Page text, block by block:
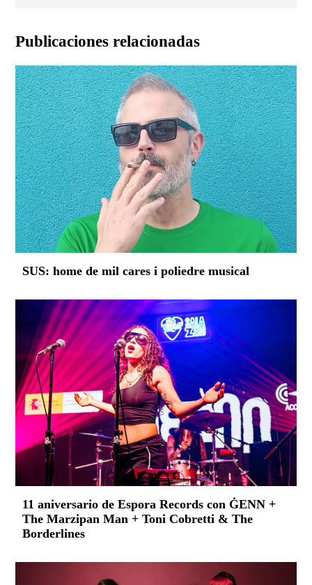
Publicaciones relacionadas
SUS: home de mil cares i poliedre musical
11 aniversario de Espora Records con ĠENN +
The Marzipan Man + Toni Cobretti & The
Borderlines